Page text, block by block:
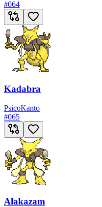
#064
Kadabra
PsicoKanto
#065
Alakazam